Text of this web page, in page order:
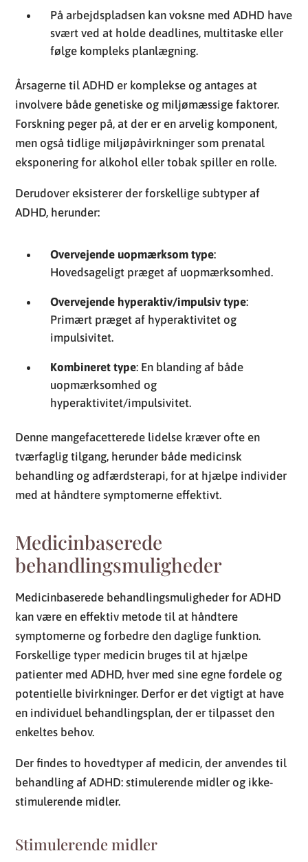
På arbejdspladsen kan voksne med ADHD have
svært ved at holde deadlines, multitaske eller
følge kompleks planlægning.
Årsagerne til ADHD er komplekse og antages at
involvere både genetiske og miljømæssige faktorer.
Forskning peger på, at der er en arvelig komponent,
men også tidlige miljøpåvirkninger som prenatal
eksponering for alkohol eller tobak spiller en rolle.
Derudover eksisterer der forskellige subtyper af
ADHD, herunder:
Overvejende uopmærksom type:
Hovedsageligt præget af uopmærksomhed.
Overvejende hyperaktiv/impulsiv type:
Primært præget af hyperaktivitet og
impulsivitet.
Kombineret type: En blanding af både
uopmærksomhed og
hyperaktivitet/impulsivitet.
Denne mangefacetterede lidelse kræver ofte en
tværfaglig tilgang, herunder både medicinsk
behandling og adfærdsterapi, for at hjælpe individer
med at håndtere symptomerne effektivt.
Medicinbaserede
behandlingsmuligheder
Medicinbaserede behandlingsmuligheder for ADHD
kan være en effektiv metode til at håndtere
symptomerne og forbedre den daglige funktion.
Forskellige typer medicin bruges til at hjælpe
patienter med ADHD, hver med sine egne fordele og
potentielle bivirkninger. Derfor er det vigtigt at have
en individuel behandlingsplan, der er tilpasset den
enkeltes behov.
Der findes to hovedtyper af medicin, der anvendes til
behandling af ADHD: stimulerende midler og ikke-
stimulerende midler.
Stimulerende midler